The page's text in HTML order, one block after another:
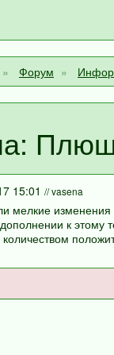
Форум
15:01 // vasena
мелкие
к этому